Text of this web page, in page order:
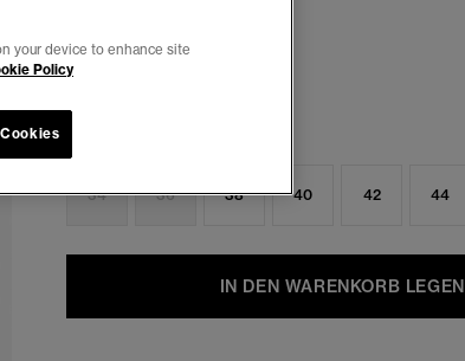
Ausgewählt
34 36 38 40 42 44
IN DEN WARENKORB LEGEN
your device to enhance site
Policy